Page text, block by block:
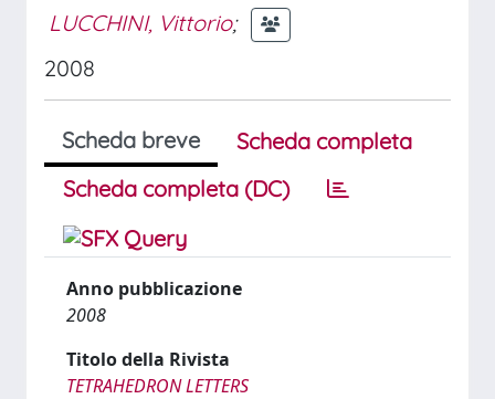
LUCCHINI, Vittorio;
2008
Scheda breve
Scheda completa
Scheda completa (DC)
Anno pubblicazione
2008
Titolo della Rivista
TETRAHEDRON LETTERS